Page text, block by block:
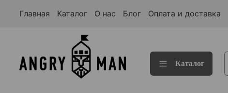
Главная Каталог О нас Блог Оплата и доставка
Каталог